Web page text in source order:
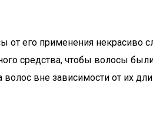
его применения некрасиво
средства, чтобы волосы
вне зависимости от их